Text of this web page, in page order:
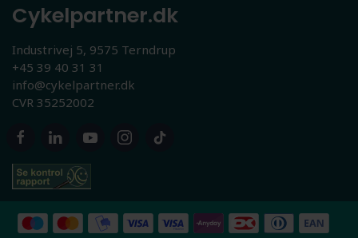
Cykelpartner.dk
Industrivej 5, 9575 Terndrup
+45 39 40 31 31
info@cykelpartner.dk
CVR 35252002